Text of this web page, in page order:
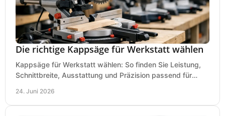
Die richtige Kappsäge für Werkstatt wählen
Kappsäge für Werkstatt wählen: So finden Sie Leistung,
Schnittbreite, Ausstattung und Präzision passend für
24. Juni 2026